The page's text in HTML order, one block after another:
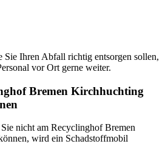
Sie Ihren Abfall richtig entsorgen sollen,
vor Ort gerne weiter.
Bremen Kirchhuchting
nicht am Recyclinghof Bremen
wird ein Schadstoffmobil